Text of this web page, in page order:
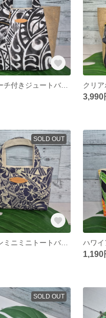
クリアポーチ付きジュートバック ハンドメイドバック ハワイアンバック
3,990
SOLD OUT
ハワイアンミニミニトートバッグ ミニトートバッグ バッグインバッグ
1,190
SOLD OUT